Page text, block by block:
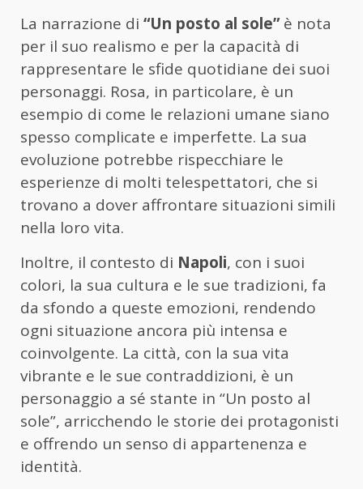
La narrazione di “Un posto al sole”è nota
per il suo realismo e per la capacità di
rappresentare le sfide quotidiane dei suoi
personaggi. Rosa, in particolare, è un
esempio di come le relazioni umane siano
spesso complicate e imperfette. La sua
evoluzione potrebbe rispecchiare le
esperienze di molti telespettatori, che si
trovano a dover affrontare situazioni simili
nella loro vita.
Inoltre, il contesto di Napoli, con i suoi
colori, la sua cultura e le sue tradizioni, fa
da sfondo a queste emozioni, rendendo
ogni situazione ancora più intensa e
coinvolgente. La città, con la sua vita
vibrante e le sue contraddizioni, è un
personaggio a sé stante in “Un posto al
sole”, arricchendo le storie dei protagonisti
e offrendo un senso di appartenenza e
identità.